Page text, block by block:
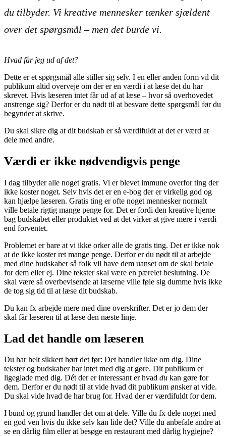
du tilbyder. Vi kreative mennesker tænker sjældent
over det spørgsmål – men det burde vi.
Hvad får jeg ud af det?
Dette er et spørgsmål alle stiller sig selv. I en eller anden form vil dit
publikum altid overveje om der er en værdi i at læse det du har
skrevet. Hvis læseren intet får ud af at læse – hvor så overhovedet
anstrenge sig? Derfor er du nødt til at besvare dette spørgsmål før du
begynder at skrive.
Du skal sikre dig at dit budskab er så værdifuldt at det er værd at
dele med andre.
Værdi er ikke nødvendigvis penge
I dag tilbyder alle noget gratis. Vi er blevet immune overfor ting der
ikke koster noget. Selv hvis det er en e-bog der er virkelig god og
kan hjælpe læseren. Gratis ting er ofte noget mennesker normalt
ville betale rigtig mange penge for. Det er fordi den kreative hjerne
bag budskabet eller produktet ved at det virker at give mere i værdi
end forventet.
Problemet er bare at vi ikke orker alle de gratis ting. Det er ikke nok
at de ikke koster ret mange penge. Derfor er du nødt til at arbejde
med dine budskaber så folk vil have dem uanset om de skal betale
for dem eller ej. Dine tekster skal være en pærelet beslutning. De
skal være så overbevisende at læserne ville føle sig dumme hvis ikke
de tog sig tid til at læse dit budskab.
Du kan fx arbejde mere med dine overskrifter. Det er jo dem der
skal får læseren til at læse den næste linje.
Lad det handle om læseren
Du har helt sikkert hørt det før: Det handler ikke om dig. Dine
tekster og budskaber har intet med dig at gøre. Dit publikum er
ligeglade med dig. Dét der er interessant er hvad du kan gøre for
dem. Derfor er du nødt til at vide hvad dit publikum ønsker at vide.
Du skal vide hvad de har brug for. Hvad der er værdifuldt for dem.
I bund og grund handler det om at dele. Ville du fx dele noget med
en god ven hvis du ikke selv kan lide det? Ville du anbefale andre at
se en dårlig film eller at besøge en restaurant med dårlig hygiejne?